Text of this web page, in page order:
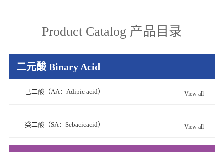
Product Catalog 产品目录
二元酸 Binary Acid
己二酸（AA：Adipic acid） View all
癸二酸（SA：Sebacicacid） View all